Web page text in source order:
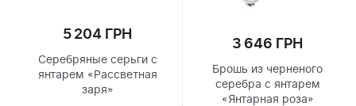
5 204 ГРН
Серебряные серьги с
янтарем «Рассветная
заря»
3 646 ГРН
Брошь из черненого
серебра с янтарем
«Янтарная роза»